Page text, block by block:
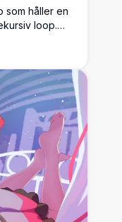
som håller en
loop.
antydd